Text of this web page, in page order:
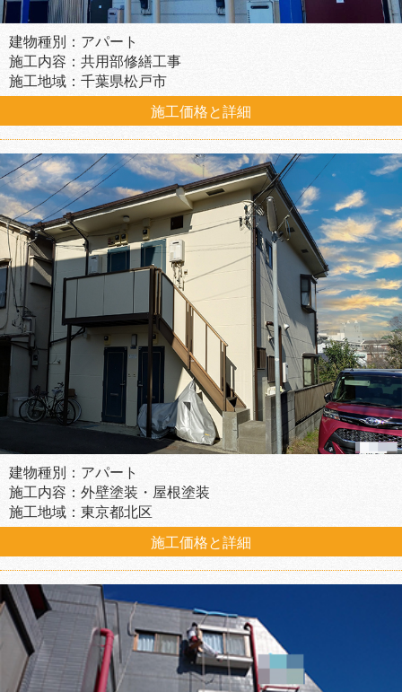
建物種別：アパート
施工内容：共用部修繕工事
施工地域：千葉県松戸市
施工価格と詳細
建物種別：アパート
施工内容：外壁塗装・屋根塗装
施工地域：東京都北区
施工価格と詳細